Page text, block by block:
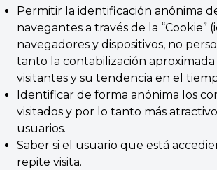
Permitir la identificación anónima
navegantes a través de la “Cookie”
navegadores y dispositivos, no
tanto la contabilización
visitantes y su tendencia en el
Identificar de forma anónima los
visitados y por lo tanto más
usuarios.
Saber si el usuario que está
repite visita.